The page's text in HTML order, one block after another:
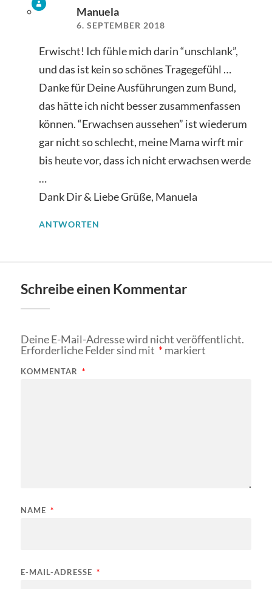
Manuela
6. SEPTEMBER 2018
Erwischt! Ich fühle mich darin “unschlank”,
und das ist kein so schönes Tragegefühl …
Danke für Deine Ausführungen zum Bund,
das hätte ich nicht besser zusammenfassen
können. “Erwachsen aussehen” ist wiederum
gar nicht so schlecht, meine Mama wirft mir
bis heute vor, dass ich nicht erwachsen werde
…
Dank Dir & Liebe Grüße, Manuela
ANTWORTEN
Schreibe einen Kommentar
Deine E-Mail-Adresse wird nicht veröffentlicht.
Erforderliche Felder sind mit *markiert
KOMMENTAR *
NAME *
E-MAIL-ADRESSE *